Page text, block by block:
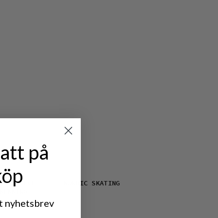
& TECH
NORDIC SKATING
på
nyhetsbrev